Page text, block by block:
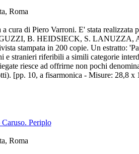
Roma
cura di Piero Varroni. E' stata
B. HEIDSIECK, S.
stampata in 200 copie. Un estratto:
stranieri riferibili a simili categorie
riesce ad offrirne non pochi
[pp. 10, a fisarmonica - Misure: 28,8 x
Periplo
Roma